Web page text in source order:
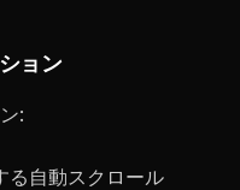
ョン
:
る自動スクロール